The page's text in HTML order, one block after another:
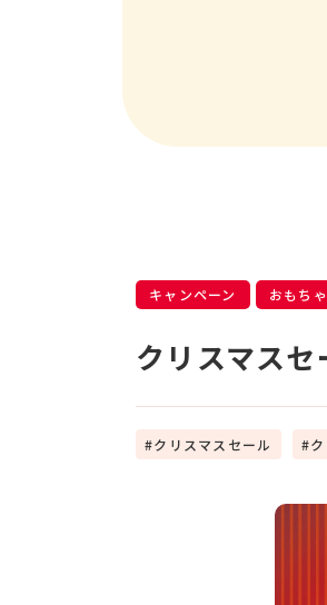
キャンペーン おもち
クリスマスセ
クリスマスセール